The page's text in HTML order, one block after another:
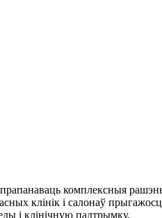
комплексныя
клінік і салонаў
і клінічную падтрымку.